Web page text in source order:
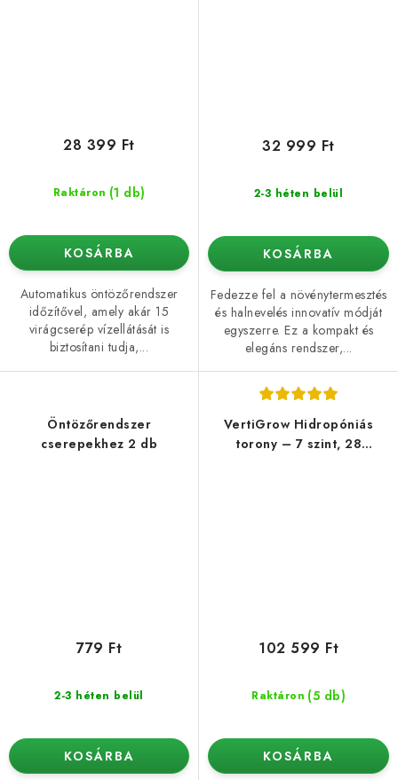
Raktáron (1 db)
28 399 Ft
KOSÁRBA
Automatikus öntözőrendszer
időzítővel, amely akár 15
virágcserép vízellátását is
biztosítani tudja,...
2-3 héten belül
32 999 Ft
KOSÁRBA
Fedezze fel a növénytermesztés
és halnevelés innovatív módját
egyszerre. Ez a kompakt és
elegáns rendszer,...
Öntözőrendszer
cserepekhez 2 db
2-3 héten belül
779 Ft
KOSÁRBA
VertiGrow Hidropóniás
torony – 7 szint, 28
Raktáron (5 db)
102 599 Ft
KOSÁRBA